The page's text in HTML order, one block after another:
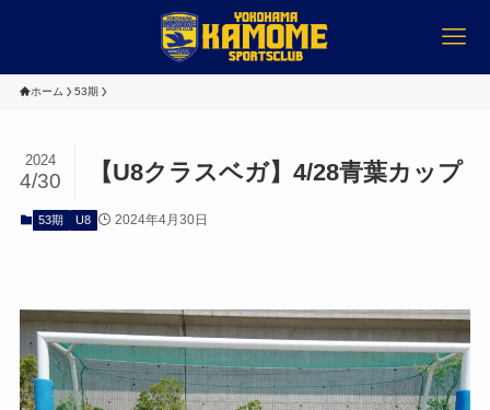
ホーム 53期
【U8クラスベガ】4/28青葉カップ
2024
4/30
53期 U8 2024年4月30日